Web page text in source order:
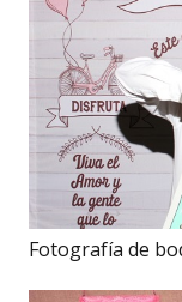
Fotografía de